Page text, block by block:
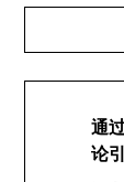
通
论